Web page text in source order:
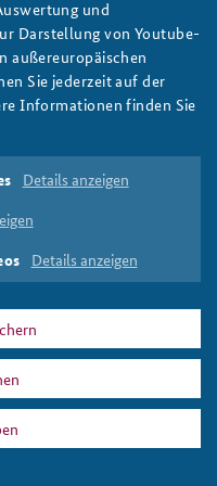
an der BAKS
gestalten
genutzt werden.
aber nicht
bei Phoenix.
IMPRESSUM
und
Darstellung von Youtube-
außereuropäischen
Sie jederzeit auf der
Informationen finden Sie
Details anzeigen
Details anzeigen